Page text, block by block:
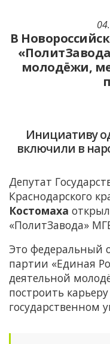
В
молодёжи,
Инициативу
включили в
Депутат
Краснодарского
Костомаха
«ПолитЗавода»
Это федеральный
партии «Единая
деятельной
построить
государственном